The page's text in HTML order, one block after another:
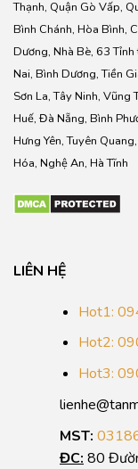
Thạnh, Quận Gò Vấp,
Bình Chánh, Hòa Bình,
Dương, Nhà Bè, 63
Nai, Bình Dương, Tiền
Sơn La, Tây Ninh, Vũng
Huế, Đà Nẵng, Bình
Hưng Yên, Tuyên
Hóa, Nghệ An, Hà Tĩnh
LIÊN HỆ
Hot1:
Hot2:
Hot3:
MST:
ĐC: 80